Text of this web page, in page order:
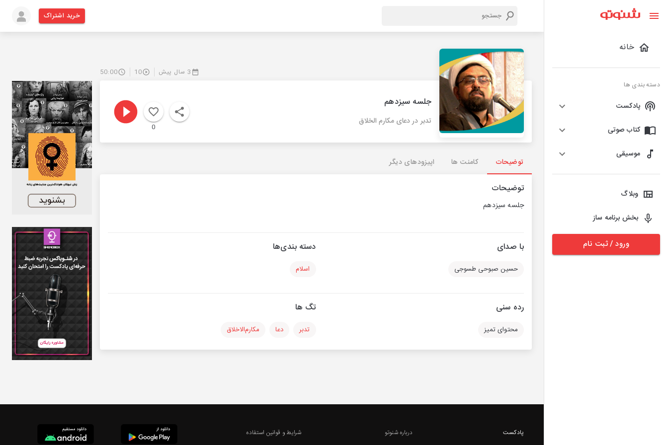
خانه
دسته بندی ها
پادکست
کتاب صوتی
موسیقی
وبلاگ
بخش برنامه ساز
ورود / ثبت نام
خرید اشتراک
3 سال پیش 10
50:00
جلسه سیزدهم
تدبر در دعای مکارم الخلاق
0
توضیحات کامنت ها اپیزودهای دیگر
توضیحات
جلسه سیزدهم
با صدای
حسین صبوحی طسوجی
دسته بندی‌ها
اسلام
رده سنی
محتوای تمیز
تگ ها
تدبر دعا مکارم‌الاخلاق
پادکست
درباره شنوتو
شرایط و قوانین استفاده